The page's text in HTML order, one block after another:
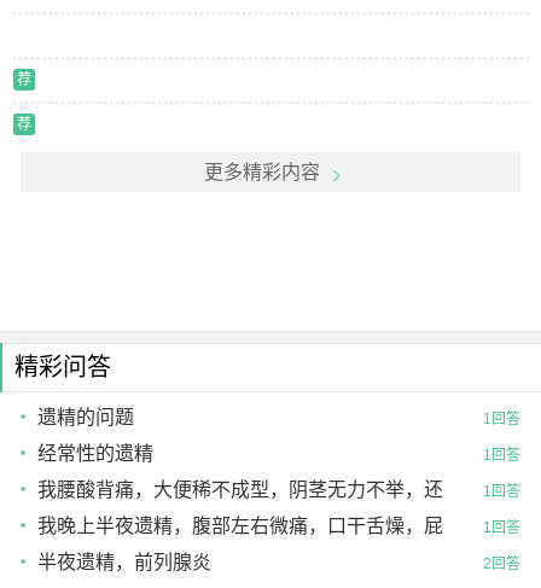
荐
荐
更多精彩内容
精彩问答
遗精的问题 1回答
经常性的遗精 1回答
我腰酸背痛，大便稀不成型，阴茎无力不举，还
会遗精。不知怎么治
1回答
我晚上半夜遗精，腹部左右微痛，口干舌燥，屁
股后面瘙痒。还去了
1回答
半夜遗精，前列腺炎 2回答